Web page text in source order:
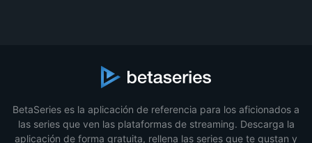
BetaSeries es la aplicación de referencia para los aficionados a
las series que ven las plataformas de streaming. Descarga la
aplicación de forma gratuita, rellena las series que te gustan y